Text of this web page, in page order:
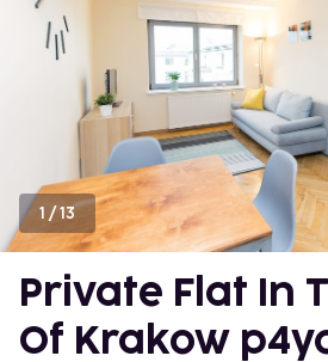
1 /13
Private Flat In
Of Krakow